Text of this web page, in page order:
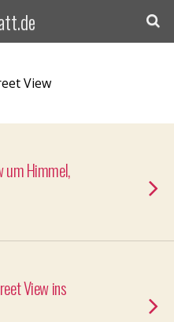
View
um Himmel,
View ins